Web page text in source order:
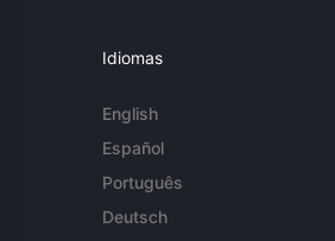
Idiomas
English
Español
Português
Deutsch